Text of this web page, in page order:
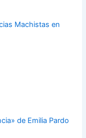
Machistas en
de Emilia Pardo